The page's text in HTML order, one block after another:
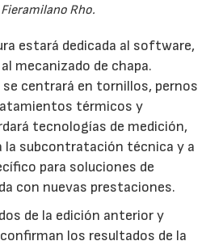
Rho.
estará dedicada al software,
mecanizado de chapa.
centrará en tornillos, pernos
térmicos y
tecnologías de medición,
la subcontratación técnica y a
para soluciones de
con nuevas prestaciones.
de la edición anterior y
los resultados de la